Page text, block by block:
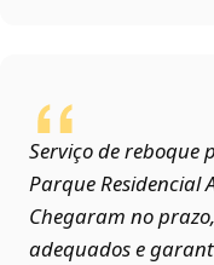
Serviço de reboque
Parque Residencial
Chegaram no
adequados e